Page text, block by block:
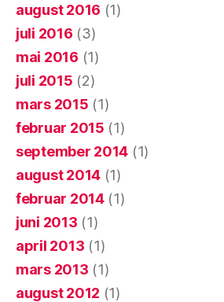
august 2016 (1)
juli 2016 (3)
mai 2016 (1)
juli 2015 (2)
mars 2015 (1)
februar 2015 (1)
september 2014 (1)
august 2014 (1)
februar 2014(1)
juni 2013 (1)
april 2013 (1)
mars 2013 (1)
august 2012 (1)